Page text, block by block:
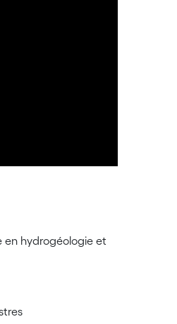
en hydrogéologie et